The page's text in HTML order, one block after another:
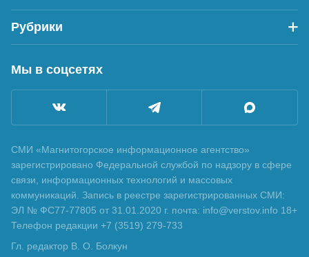
Рубрики
Мы в соцсетях
СМИ «Магнитогорское информационное агентство»
зарегистрировано Федеральной службой по надзору в сфере
связи, информационных технологий и массовых
коммуникаций. Запись в реестре зарегистрированных СМИ:
ЭЛ № ФС77-77805 от 31.01.2020 г. почта: info@verstov.info 18+
Телефон редакции +7 (3519) 279-733
Гл. редактор В. О. Болкун